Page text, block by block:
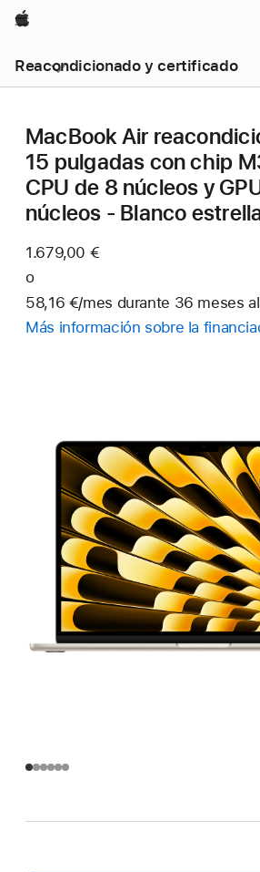
Apple
Reacondicionado y certificado
MacBook Air
15 pulgadas con chip
CPU de 8 núcleos y
núcleos - Blanco
1.679,00 €
o
58,16 €/mes durante 36 meses al
a
Más información sobre la